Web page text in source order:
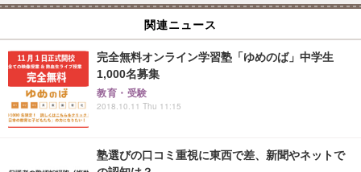
関連ニュース
完全無料オンライン学習塾「ゆめのば」中学生
1,000名募集
教育・受験
2018.10.11 Thu 11:15
塾選びの口コミ重視に東西で差、新聞やネットで